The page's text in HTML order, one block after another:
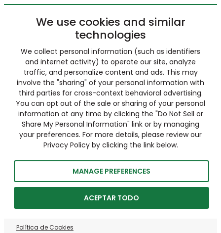
We use cookies and similar
technologies
We collect personal information (such as identifiers
and internet activity) to operate our site, analyze
traffic, and personalize content and ads. This may
involve the "sharing" of your personal information with
third parties for cross-context behavioral advertising.
You can opt out of the sale or sharing of your personal
information at any time by clicking the "Do Not Sell or
Share My Personal Information" link or by managing
your preferences. For more details, please review our
Privacy Policy by clicking the link below.
MANAGE PREFERENCES
ACEPTAR TODO
Política de Cookies